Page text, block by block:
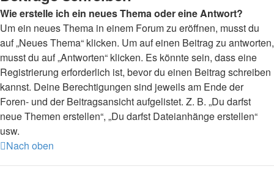
Wie erstelle ich ein neues Thema oder eine Antwort?
Um ein neues Thema in einem Forum zu eröffnen, musst du
auf „Neues Thema“ klicken. Um auf einen Beitrag zu antworten,
musst du auf „Antworten“ klicken. Es könnte sein, dass eine
Registrierung erforderlich ist, bevor du einen Beitrag schreiben
kannst. Deine Berechtigungen sind jeweils am Ende der
Foren- und der Beitragsansicht aufgelistet. Z. B. „Du darfst
neue Themen erstellen“, „Du darfst Dateianhänge erstellen“
usw.
Nach oben